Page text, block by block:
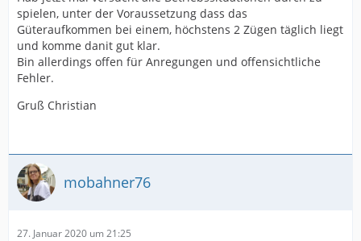
spielen, unter der Voraussetzung dass das
Güteraufkommen bei einem, höchstens 2 Zügen täglich liegt
und komme danit gut klar.
Bin allerdings offen für Anregungen und offensichtliche
Fehler.
Gruß Christian
mobahner76
27. Januar 2020 um 21:25